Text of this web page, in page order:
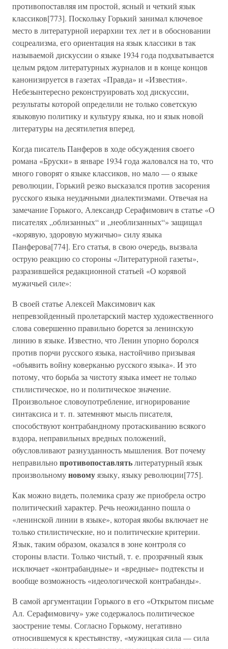
противопоставляя им простой, ясный и четкий язык
классиков[773]. Поскольку Горький занимал ключевое
место в литературной иерархии тех лет и в обосновании
соцреализма, его ориентация на язык классики в так
называемой дискуссии о языке 1934 года подхватывается
целым рядом литературных журналов и в конце концов
канонизируется в газетах «Правда» и «Известия».
Небезынтересно реконструировать ход дискуссии,
результаты которой определили не только советскую
языковую политику и культуру языка, но и язык новой
литературы на десятилетия вперед.
Когда писатель Панферов в ходе обсуждения своего
романа «Бруски» в январе 1934 года жаловался на то, что
много говорят о языке классиков, но мало — о языке
революции, Горький резко высказался против засорения
русского языка неудачными диалектизмами. Отвечая на
замечание Горького, Александр Серафимович в статье «О
писателях „облизанных“ и „необлизанных“» защищал
«корявую, здоровую мужичью» силу языка
Панферова[774]. Его статья, в свою очередь, вызвала
острую реакцию со стороны «Литературной газеты»,
разразившейся редакционной статьей «О корявой
мужичьей силе»:
В своей статье Алексей Максимович как
непревзойденный пролетарский мастер художественного
слова совершенно правильно борется за ленинскую
линию в языке. Известно, что Ленин упорно боролся
против порчи русского языка, настойчиво призывая
«объявить войну коверканью русского языка». И это
потому, что борьба за чистоту языка имеет не только
стилистическое, но и политическое значение.
Произвольное словоупотребление, игнорирование
синтаксиса и т. п. затемняют мысль писателя,
способствуют контрабандному протаскиванию всякого
вздора, неправильных вредных положений,
обусловливают разнузданность мышления. Вот почему
неправильнопротивопоставлятьлитературный язык
произвольномуновомуязыку, языку революции[775].
Как можно видеть, полемика сразу же приобрела остро
политический характер. Речь неожиданно пошла о
«ленинской линии в языке», которая якобы включает не
только стилистические, но и политические критерии.
Язык, таким образом, оказался в зоне контроля со
стороны власти. Только чистый, т. е. прозрачный язык
исключает «контрабандные» и «вредные» подтексты и
вообще возможность «идеологической контрабанды».
В самой аргументации Горького в его «Открытом письме
Ал. Серафимовичу» уже содержалось политическое
заострение темы. Согласно Горькому, негативно
относившемуся к крестьянству, «мужицкая сила — сила